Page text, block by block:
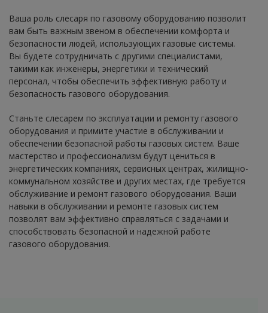
Ваша роль слесаря по газовому оборудованию позволит
вам быть важным звеном в обеспечении комфорта и
безопасности людей, использующих газовые системы.
Вы будете сотрудничать с другими специалистами,
такими как инженеры, энергетики и технический
персонал, чтобы обеспечить эффективную работу и
безопасность газового оборудования.
Станьте слесарем по эксплуатации и ремонту газового
оборудования и примите участие в обслуживании и
обеспечении безопасной работы газовых систем. Ваше
мастерство и профессионализм будут цениться в
энергетических компаниях, сервисных центрах, жилищно-
коммунальном хозяйстве и других местах, где требуется
обслуживание и ремонт газового оборудования. Ваши
навыки в обслуживании и ремонте газовых систем
позволят вам эффективно справляться с задачами и
способствовать безопасной и надежной работе
газового оборудования.